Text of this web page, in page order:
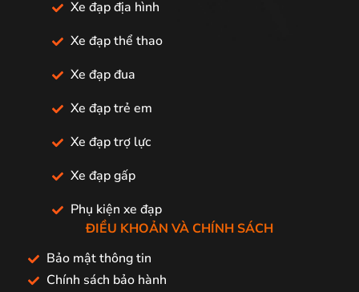
Xe đạp địa hình
Xe đạp thể thao
Xe đạp đua
Xe đạp trẻ em
Xe đạp trợ lực
Xe đạp gấp
Phụ kiện xe đạp
ĐIỀU KHOẢN VÀ CHÍNH SÁCH
Bảo mật thông tin
Chính sách bảo hành